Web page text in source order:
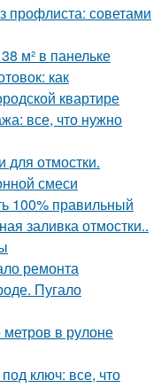
профлиста: советами
м² в панельке
как
квартире
все, что нужно
для отмостки.
смеси
100% правильный
заливка отмостки..
ремонта
Пугало
в рулоне
ключ: все, что